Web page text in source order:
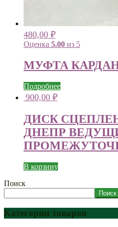
480,00 ₽
Оценка 5.00 из 5
МУФТА
Подробнее
900,00 ₽
ДИСК
ДНЕПР
В корзину
Поиск
Поиск
Категории товаров